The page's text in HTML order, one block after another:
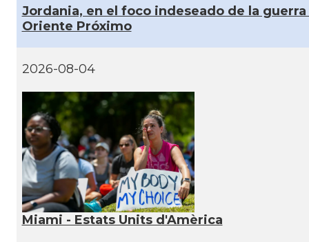
Jordania, en el foco indeseado de la guerra
Oriente Próximo
2026-08-04
Miami - Estats Units d'Amèrica